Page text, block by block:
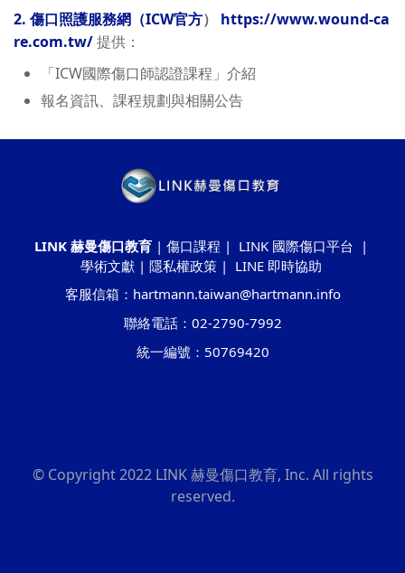
2. 傷口照護服務網（ICW官方） https://www.wound-ca
re.com.tw/提供：
「ICW國際傷口師認證課程」介紹
報名資訊、課程規劃與相關公告
LINK 赫曼傷口教育 | 傷口課程 | LINK 國際傷口平台 |
學術文獻 | 隱私權政策 | LINE 即時協助
客服信箱：hartmann.taiwan@hartmann.info
聯絡電話：02-2790-7992
統一編號：50769420
© Copyright 2022 LINK 赫曼傷口教育, Inc. All rights
reserved.